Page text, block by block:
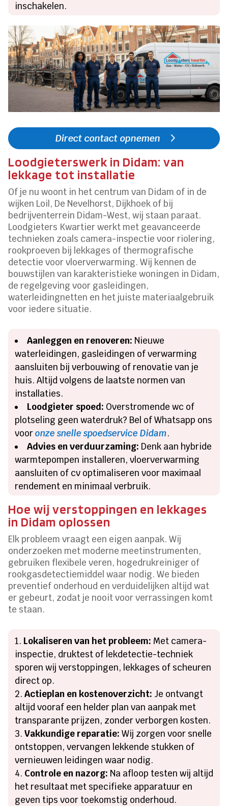
inschakelen.
Direct contact opnemen
Loodgieterswerk in Didam: van
lekkage tot installatie
Of je nu woont in het centrum van Didam of in de
wijken Loil, De Nevelhorst, Dijkhoek of bij
bedrijventerrein Didam-West, wij staan paraat.
Loodgieters Kwartier werkt met geavanceerde
technieken zoals camera-inspectie voor riolering,
rookproeven bij lekkages of thermografische
detectie voor vloerverwarming. Wij kennen de
bouwstijlen van karakteristieke woningen in Didam,
de regelgeving voor gasleidingen,
waterleidingnetten en het juiste materiaalgebruik
voor iedere situatie.
Aanleggen en renoveren: Nieuwe
waterleidingen, gasleidingen of verwarming
aansluiten bij verbouwing of renovatie van je
huis. Altijd volgens de laatste normen van
installaties.
Loodgieter spoed: Overstromende wc of
plotseling geen waterdruk? Bel of Whatsapp ons
vooronze snelle spoedservice Didam.
Advies en verduurzaming: Denk aan hybride
warmtepompen installeren, vloerverwarming
aansluiten of cv optimaliseren voor maximaal
rendement en minimaal verbruik.
Hoe wij verstoppingen en lekkages
in Didam oplossen
Elk probleem vraagt een eigen aanpak. Wij
onderzoeken met moderne meetinstrumenten,
gebruiken flexibele veren, hogedrukreiniger of
rookgasdetectiemiddel waar nodig. We bieden
preventief onderhoud en verduidelijken altijd wat
er gebeurt, zodat je nooit voor verrassingen komt
te staan.
Lokaliseren van het probleem: Met camera-
inspectie, druktest of lekdetectie-techniek
sporen wij verstoppingen, lekkages of scheuren
direct op.
Actieplan en kostenoverzicht: Je ontvangt
altijd vooraf een helder plan van aanpak met
transparante prijzen, zonder verborgen kosten.
Vakkundige reparatie: Wij zorgen voor snelle
ontstoppen, vervangen lekkende stukken of
vernieuwen leidingen waar nodig.
Controle en nazorg: Na afloop testen wij altijd
het resultaat met specifieke apparatuur en
geven tips voor toekomstig onderhoud.